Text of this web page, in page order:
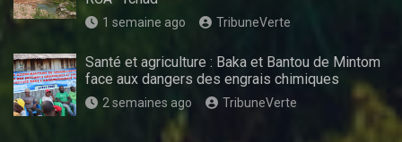
1 semaine ago TribuneVerte
Santé et agriculture : Baka et Bantou de Mintom
face aux dangers des engrais chimiques
2 semaines ago TribuneVerte